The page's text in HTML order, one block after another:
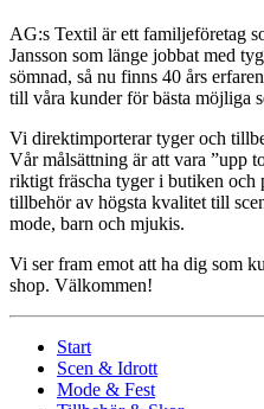
AG:s Textil är ett familjeföretag
Jansson som länge jobbat med
sömnad, så nu finns 40 års
till våra kunder för bästa möjliga
Vi direktimporterar tyger och
Vår målsättning är att vara ”upp
riktigt fräscha tyger i butiken och
tillbehör av högsta kvalitet till
mode, barn och mjukis.
Vi ser fram emot att ha dig som
shop. Välkommen!
Start
Scen & Idrott
Mode & Fest